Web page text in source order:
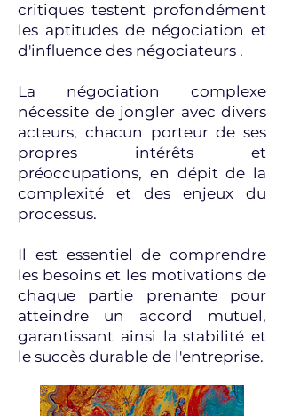
critiques testent profondément
les aptitudes de négociation et
d'influence des négociateurs .
La négociation complexe
nécessite de jongler avec divers
acteurs, chacun porteur de ses
propres intérêts et
préoccupations, en dépit de la
complexité et des enjeux du
processus.​
Il est essentiel de comprendre
les besoins et les motivations de
chaque partie prenante pour
atteindre un accord mutuel,
garantissant ainsi la stabilité et
le succès durable de l'entreprise.